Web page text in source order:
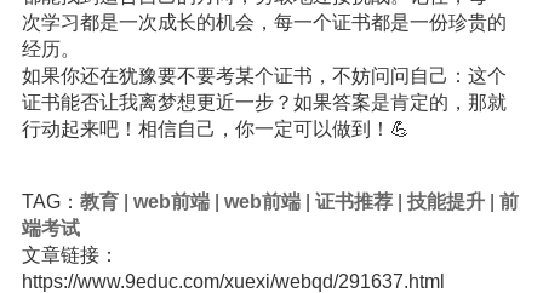
次学习都是一次成长的机会，每一个证书都是一份珍贵的
经历。
如果你还在犹豫要不要考某个证书，不妨问问自己：这个
证书能否让我离梦想更近一步？如果答案是肯定的，那就
行动起来吧！相信自己，你一定可以做到！💪
TAG： 教育| web前端| web前端| 证书推荐| 技能提升| 前
端考试
文章链接：
https://www.9educ.com/xuexi/webqd/291637.html